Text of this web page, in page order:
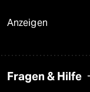
Anzeigen
Fragen & Hilfe